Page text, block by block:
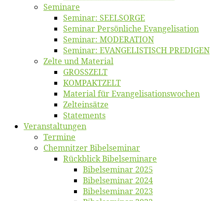
Se­mi­na­re
Se­mi­nar: SEELSORGE
Se­mi­nar Per­sön­li­che Evangelisation
Se­mi­nar: MODERATION
Se­mi­nar: EVANGELISTISCH PREDIGEN
Zel­te und Material
GROSSZELT
KOMPAKTZELT
Ma­te­ri­al für Evangelisationswochen
Zelt­ein­sät­ze
State­ments
Ver­an­stal­tun­gen
Ter­mi­ne
Chemnit­zer Bibelseminar
Rück­blick Bibelseminare
Bi­bel­se­mi­nar 2025
Bi­bel­se­mi­nar 2024
Bi­bel­se­mi­nar 2023